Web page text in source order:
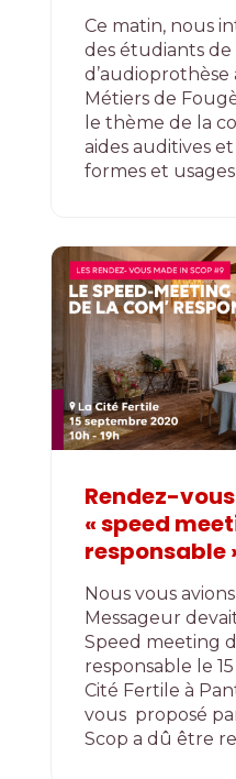
Ce matin, nous
des étudiants de
d’audioprothèse
Métiers de
le thème de la
aides auditives
formes et
Rendez-
« speed
responsable
Nous vous
Messageur
Speed meeting
responsable le
Cité Fertile à
vous proposé
Scop a dû être